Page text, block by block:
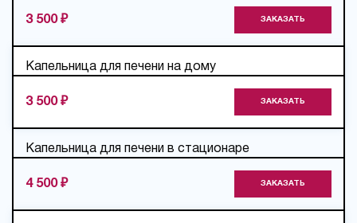
3 500 ₽ ЗАКАЗАТЬ
Капельница для печени на дому
3 500 ₽ ЗАКАЗАТЬ
Капельница для печени в стационаре
4 500 ₽ ЗАКАЗАТЬ